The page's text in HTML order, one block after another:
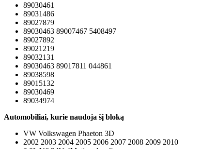
89030461
89031486
89027879
89030463 89007467 5408497
89027892
89021219
89032131
89030463 89017811 044861
89038598
89015132
89030469
89034974
Automobiliai, kurie naudoja šį bloką
VW Volkswagen Phaeton 3D
2002 2003 2004 2005 2006 2007 2008 2009 2010